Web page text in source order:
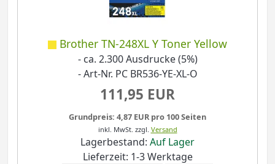
Brother TN-248XL Y Toner Yellow
- ca. 2.300 Ausdrucke (5%)
- Art-Nr. PC BR536-YE-XL-O
111,95 EUR
Grundpreis: 4,87 EUR pro 100 Seiten
inkl. MwSt. zzgl. Versand
Lagerbestand: Auf Lager
Lieferzeit: 1-3 Werktage